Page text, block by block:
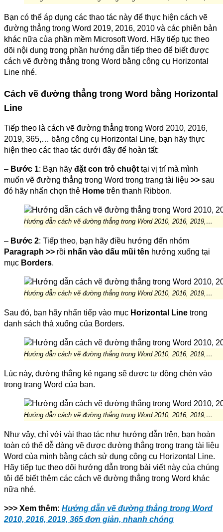
Bạn có thể áp dụng các thao tác này để thực hiện cách vẽ
đường thẳng trong Word 2019, 2016, 2010 và các phiên bản
khác nữa của phần mềm Microsoft Word. Hãy tiếp tục theo
dõi nội dung trong phần hướng dẫn tiếp theo để biết được
cách vẽ đường thẳng trong Word bằng công cụ Horizontal
Line nhé.
Cách vẽ đường thẳng trong Word bằng Horizontal
Line
Tiếp theo là cách vẽ đường thẳng trong Word 2010, 2016,
2019, 365,… bằng công cụ Horizontal Line, bạn hãy thực
hiện theo các thao tác dưới đây để hoàn tất:
– Bước 1: Bạn hãy đặt con trỏ chuột tại vị trí mà mình
muốn vẽ đường thẳng trong Word trong trang tài liệu >> sau
đó hãy nhấn chọn thẻ Home trên thanh Ribbon.
Hướng dẫn cách vẽ đường thẳng trong Word 2010, 2016, 2019,…
– Bước 2: Tiếp theo, bạn hãy điều hướng đến nhóm
Paragraph >> rồi nhấn vào dấu mũi tên hướng xuống tại
mục Borders.
Hướng dẫn cách vẽ đường thẳng trong Word 2010, 2016, 2019,…
Sau đó, bạn hãy nhấn tiếp vào mục Horizontal Line trong
danh sách thả xuống của Borders.
Hướng dẫn cách vẽ đường thẳng trong Word 2010, 2016, 2019,…
Lúc này, đường thẳng kẻ ngang sẽ được tự động chèn vào
trong trang Word của bạn.
Hướng dẫn cách vẽ đường thẳng trong Word 2010, 2016, 2019,…
Như vậy, chỉ với vài thao tác như hướng dẫn trên, bạn hoàn
toàn có thể dễ dàng vẽ được đường thẳng trong trang tài liệu
Word của mình bằng cách sử dụng công cụ Horizontal Line.
Hãy tiếp tục theo dõi hướng dẫn trong bài viết này của chúng
tôi để biết thêm các cách vẽ đường thẳng trong Word khác
nữa nhé.
>>> Xem thêm: Hướng dẫn vẽ đường thẳng trong Word
2010, 2016, 2019, 365 đơn giản, nhanh chóng